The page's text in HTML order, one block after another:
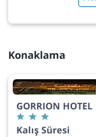
Konaklama
GORRION HOTEL
Kalış Süresi